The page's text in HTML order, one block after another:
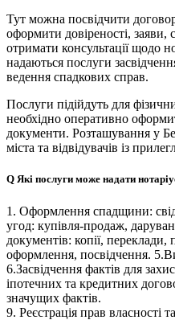
Тут можна посвідчити
оформити довіреності, заяви,
отримати консультації щодо
надаються послуги
ведення спадкових справ.
Послуги підійдуть для
необхідно оперативно
документи. Розташування у
міста та відвідувачів із
Q Які послуги може надати
1. Оформлення спадщини:
угод: купівля-продаж,
документів: копії,
оформлення, посвідчення.
6.Засвідчення фактів для
іпотечних та кредитних
значущих фактів.
9. Реєстрація прав власності